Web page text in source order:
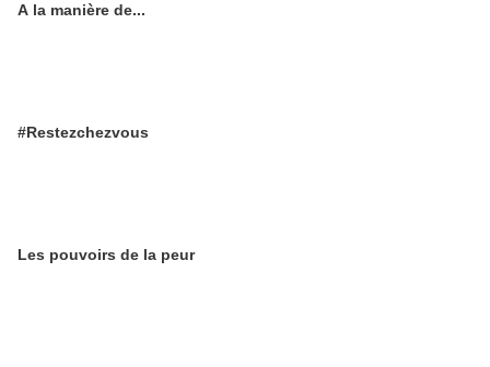
A la manière de...
#Restezchezvous
Les pouvoirs de la peur